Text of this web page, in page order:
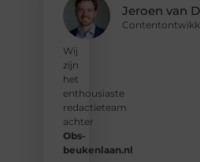
Jeroen van
Wij
zijn
het
enthousiaste
redactieteam
achter
Obs-
beukenlaan.nl